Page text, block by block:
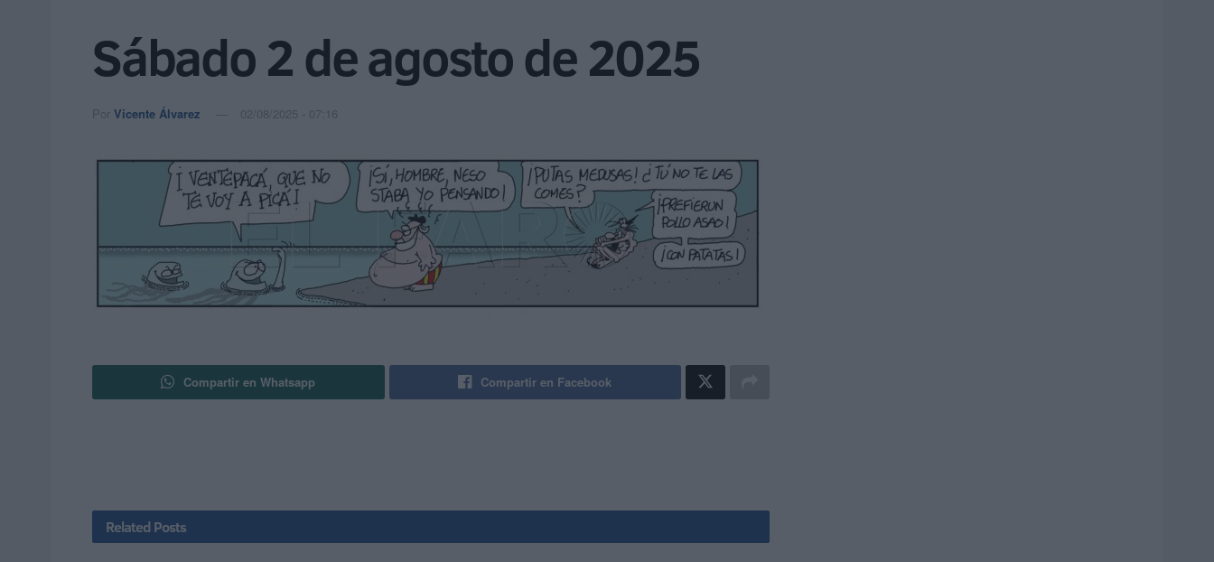
Sábado 2 de agosto de 2025
Por Vicente Álvarez 02/08/2025 - 07:16
Compartir en Whatsapp Compartir en Facebook
Related Posts